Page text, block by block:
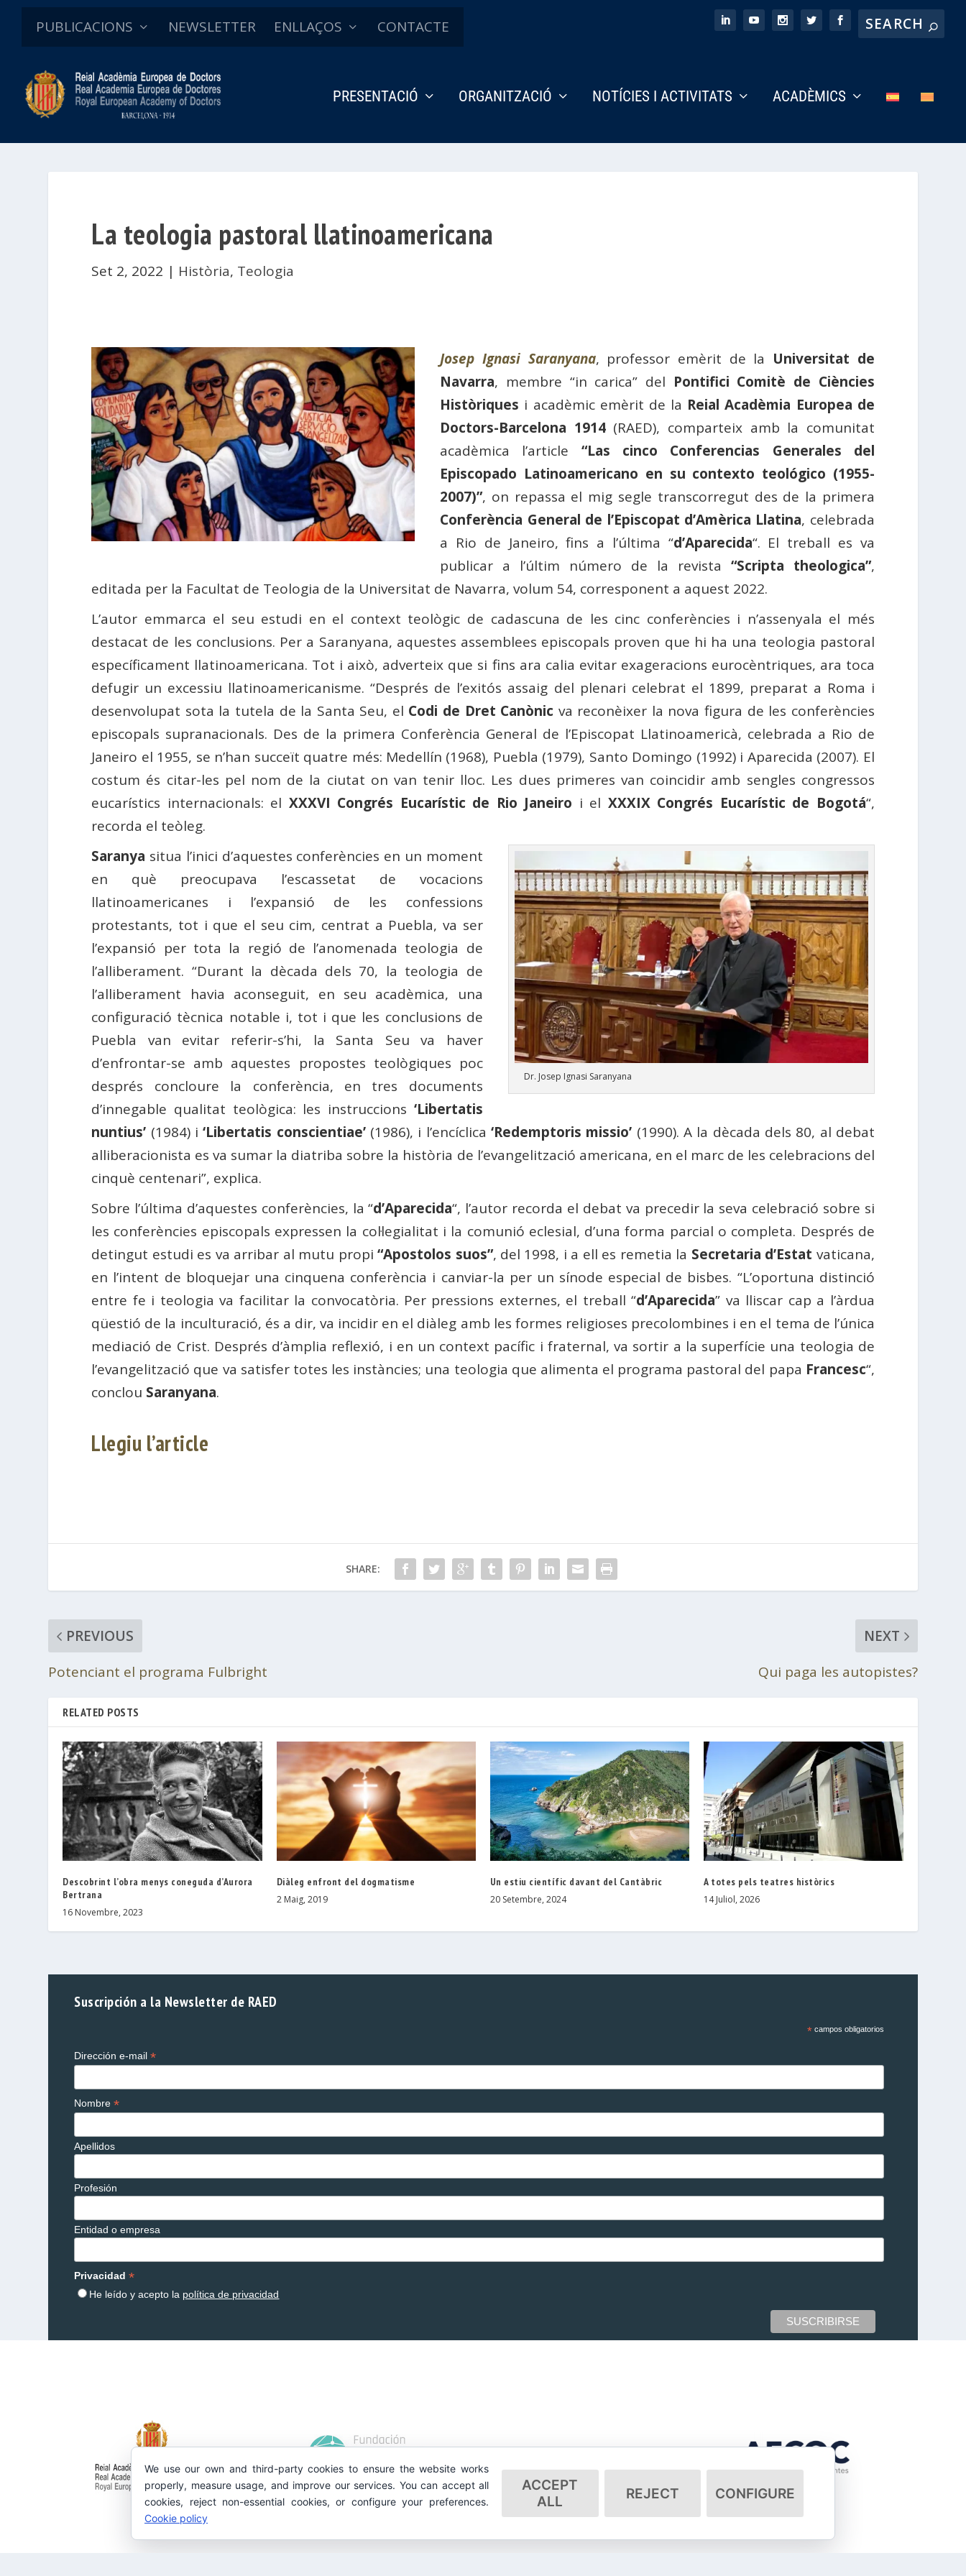
PUBLICACIONS NEWSLETTER ENLLAÇOS CONTACTE
PRESENTACIÓ ORGANITZACIÓ NOTÍCIES I ACTIVITATS ACADÈMICS
La teologia pastoral llatinoamericana
Set 2, 2022 | Història, Teologia
Josep Ignasi Saranyana, professor emèrit de la Universitat de
Navarra, membre “in carica” ​​del Pontifici Comitè de Ciències
Històriques i acadèmic emèrit de la Reial Acadèmia Europea de
Doctors-Barcelona 1914(RAED), comparteix amb la comunitat
acadèmica l’article “Las cinco Conferencias Generales del
Episcopado Latinoamericano en su contexto teológico (1955-
2007)”, on repassa el mig segle transcorregut des de la primera
Conferència General de l’Episcopat d’Amèrica Llatina, celebrada
a Rio de Janeiro, fins a l’última “d’Aparecida“. El treball es va
publicar a l’últim número de la revista “Scripta theologica”,
editada per la Facultat de Teologia de la Universitat de Navarra, volum 54, corresponent a aquest 2022.
L’autor emmarca el seu estudi en el context teològic de cadascuna de les cinc conferències i n’assenyala el més
destacat de les conclusions. Per a Saranyana, aquestes assemblees episcopals proven que hi ha una teologia pastoral
específicament llatinoamericana. Tot i això, adverteix que si fins ara calia evitar exageracions eurocèntriques, ara toca
defugir un excessiu llatinoamericanisme. “Després de l’exitós assaig del plenari celebrat el 1899, preparat a Roma i
desenvolupat sota la tutela de la Santa Seu, el Codi de Dret Canònic va reconèixer la nova figura de les conferències
episcopals supranacionals. Des de la primera Conferència General de l’Episcopat Llatinoamericà, celebrada a Rio de
Janeiro el 1955, se n’han succeït quatre més: Medellín (1968), Puebla (1979), Santo Domingo (1992) i Aparecida (2007). El
costum és citar-les pel nom de la ciutat on van tenir lloc. Les dues primeres van coincidir amb sengles congressos
eucarístics internacionals: el XXXVI Congrés Eucarístic de Rio Janeiro i el XXXIX Congrés Eucarístic de Bogotá“,
recorda el teòleg.
Dr. Josep Ignasi Saranyana
Saranya situa l’inici d’aquestes conferències en un moment
en què preocupava l’escassetat de vocacions
llatinoamericanes i l’expansió de les confessions
protestants, tot i que el seu cim, centrat a Puebla, va ser
l’expansió per tota la regió de l’anomenada teologia de
l’alliberament. “Durant la dècada dels 70, la teologia de
l’alliberament havia aconseguit, en seu acadèmica, una
configuració tècnica notable i, tot i que les conclusions de
Puebla van evitar referir-s’hi, la Santa Seu va haver
d’enfrontar-se amb aquestes propostes teològiques poc
després concloure la conferència, en tres documents
d’innegable qualitat teològica: les instruccions ‘Libertatis
nuntius’ (1984) i‘Libertatis conscientiae’(1986), i l’encíclica ‘Redemptoris missio’ (1990). A la dècada dels 80, al debat
alliberacionista es va sumar la diatriba sobre la història de l’evangelització americana, en el marc de les celebracions del
cinquè centenari”, explica.
Sobre l’última d’aquestes conferències, la “d’Aparecida“, l’autor recorda el debat va precedir la seva celebració sobre si
les conferències episcopals expressen la col·legialitat i la comunió eclesial, d’una forma parcial o completa. Després de
detingut estudi es va arribar al mutu propi“Apostolos suos”, del 1998, i a ell es remetia la Secretaria d’Estat vaticana,
en l’intent de bloquejar una cinquena conferència i canviar-la per un sínode especial de bisbes. “L’oportuna distinció
entre fe i teologia va facilitar la convocatòria. Per pressions externes, el treball “d’Aparecida” va lliscar cap a l’àrdua
qüestió de la inculturació, és a dir, va incidir en el diàleg amb les formes religioses precolombines i en el tema de l’única
mediació de Crist. Després d’àmplia reflexió, i en un context pacífic i fraternal, va sortir a la superfície una teologia de
l’evangelització que va satisfer totes les instàncies; una teologia que alimenta el programa pastoral del papa Francesc“,
conclou Saranyana.
Llegiu l’article
SHARE:
PREVIOUS
Potenciant el programa Fulbright
NEXT
Qui paga les autopistes?
RELATED POSTS
Descobrint l’obra menys coneguda d’Aurora
Bertrana
16 Novembre, 2023
Diàleg enfront del dogmatisme
2 Maig, 2019
Un estiu científic davant del Cantàbric
20 Setembre, 2024
A totes pels teatres històrics
14 Juliol, 2026
Suscripción a la Newsletter de RAED
*campos obligatorios
Dirección e-mail*
Nombre*
Apellidos
Profesión
Entidad o empresa
Privacidad*
He leído y acepto la política de privacidad
We use our own and third-party cookies to ensure the website works
properly, measure usage, and improve our services. You can accept all
cookies, reject non-essential cookies, or configure your preferences.
Cookie policy
ACCEPT
ALL
REJECT CONFIGURE